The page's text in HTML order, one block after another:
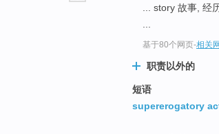
... story 故事, 经
基于80个网页-相关
职责以外的
短语
supererogatory